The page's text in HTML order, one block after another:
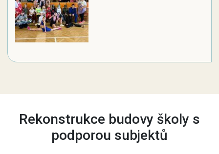
Rekonstrukce budovy školy s
podporou subjektů